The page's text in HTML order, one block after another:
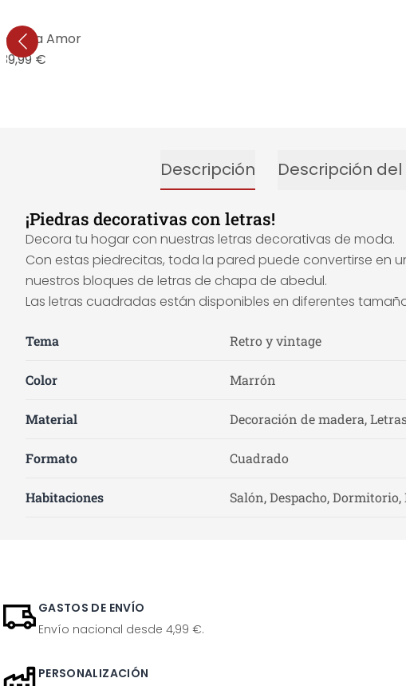
Amor
39,99 €
Descripción Descripción
¡Piedras decorativas con letras!
Decora tu hogar con nuestras letras decorativas de moda.
Con estas piedrecitas, toda la pared puede convertirse
nuestros bloques de letras de chapa de abedul.
Las letras cuadradas están disponibles en diferentes
Tema Retro y vintage
Color Marrón
Material Decoración de madera,
Formato Cuadrado
Habitaciones Salón, Despacho,
GASTOS DE ENVÍO
Envío nacional desde 4,99 €.
PERSONALIZACIÓN